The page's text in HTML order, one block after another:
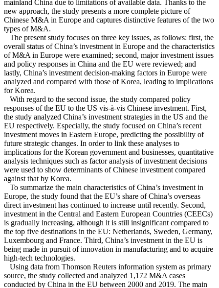
mainland China due to limitations of available data. Thanks to the
new approach, the study presents a more complete picture of
Chinese M&A in Europe and captures distinctive features of the two
types of M&A.
The present study focuses on three key issues, as follows: first, the
overall status of China’s investment in Europe and the characteristics
of M&A in Europe were examined; second, major investment issues
and policy responses in China and the EU were reviewed; and
lastly, China’s investment decision-making factors in Europe were
analyzed and compared with those of Korea, leading to implications
for Korea.
With regard to the second issue, the study compared policy
responses of the EU to the US vis-à-vis Chinese investment. First,
the study analyzed China’s investment strategies in the US and the
EU respectively. Especially, the study focused on China’s recent
investment moves in Eastern Europe, predicting the possibility of
future strategic changes. In order to link these analyses to
implications for the Korean government and businesses, quantitative
analysis techniques such as factor analysis of investment decisions
were used to show determinants of Chinese investment compared
against that by Korea.
To summarize the main characteristics of China’s investment in
Europe, the study found that the EU’s share of China’s overseas
direct investment has continued to increase until recently. Second,
investment in the Central and Eastern European Countries (CEECs)
is gradually increasing, although it is still insignificant compared to
the top five destinations in the EU: Netherlands, Sweden, Germany,
Luxembourg and France. Third, China’s investment in the EU is
being made in pursuit of innovation in manufacturing and to acquire
high-tech technologies.
Using data from Thomson Reuters information system as primary
source, the study collected and analyzed 1,172 M&A cases
conducted by China in the EU between 2000 and 2019. The main